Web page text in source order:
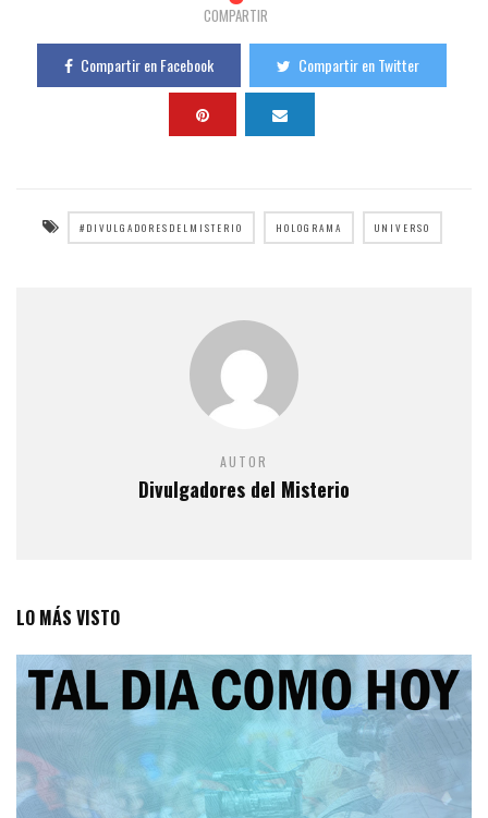
COMPARTIR
Compartir en Facebook Compartir en Twitter
#DIVULGADORESDELMISTERIO HOLOGRAMA UNIVERSO
AUTOR
Divulgadores del Misterio
LO MÁS VISTO